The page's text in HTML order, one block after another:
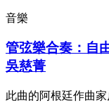
音樂
管弦樂合奏：自
吳慈菁
此曲的阿根廷作曲